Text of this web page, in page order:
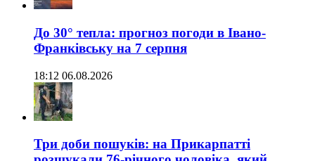
До 30° тепла: прогноз погоди в Івано-
Франківську на 7 серпня
18:12 06.08.2026
Три доби пошуків: на Прикарпатті